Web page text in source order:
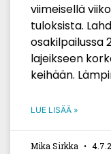
viimeisellä
tuloksista.
osakilpailussa
lajeikseen
keihään.
LUE LISÄÄ »
Mika Sirkka